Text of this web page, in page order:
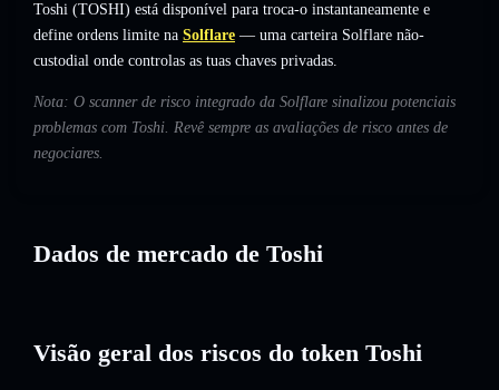
Toshi (TOSHI) está disponível para troca-o instantaneamente e
define ordens limite na Solflare — uma carteira Solflare não-
custodial onde controlas as tuas chaves privadas.
Nota: O scanner de risco integrado da Solflare sinalizou potenciais
problemas com Toshi. Revê sempre as avaliações de risco antes de
negociares.
Dados de mercado de Toshi
Visão geral dos riscos do token Toshi